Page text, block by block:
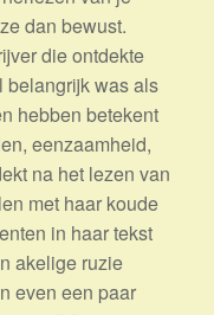
dan bewust.
die ontdekte
belangrijk was als
hebben betekent
eenzaamheid,
na het lezen van
met haar koude
in haar tekst
akelige ruzie
even een paar